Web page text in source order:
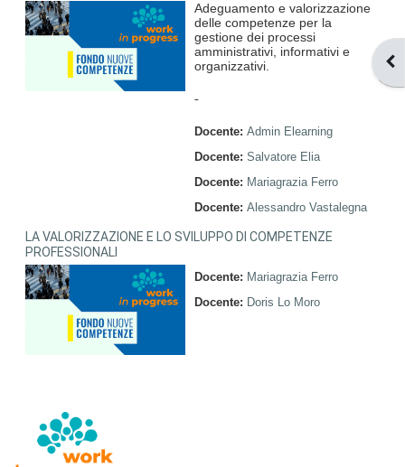
Adeguamento e valorizzazione
delle competenze per la
gestione dei processi
amministrativi, informativi e
organizzativi.
Docente:Admin Elearning
Docente:Salvatore Elia
Docente: Mariagrazia Ferro
Docente:Alessandro Vastalegna
LA VALORIZZAZIONE E LO SVILUPPO DI COMPETENZE
PROFESSIONALI
Docente: Mariagrazia Ferro
Docente: Doris Lo Moro